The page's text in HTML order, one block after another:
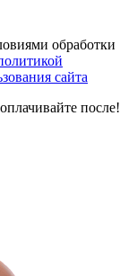
обработки
сайта
после!